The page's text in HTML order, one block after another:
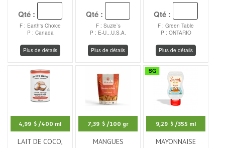
Qté :
F : Earth's Choice
P : Canada
Plus de détails
Qté :
F : Suzie`s
P : E-U...U.S.A.
Plus de détails
Qté :
F : Green Table
P : ONTARIO
Plus de détails
4,99 $ /400 ml
LAIT DE COCO,
7,39 $ /100 gr
MANGUES
SG
9,29 $ /355 ml
MAYONNAISE